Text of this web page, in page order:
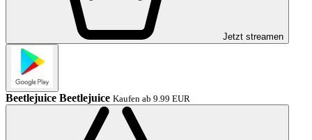
Jetzt streamen
Beetlejuice Beetlejuice Kaufen ab 9.99 EUR